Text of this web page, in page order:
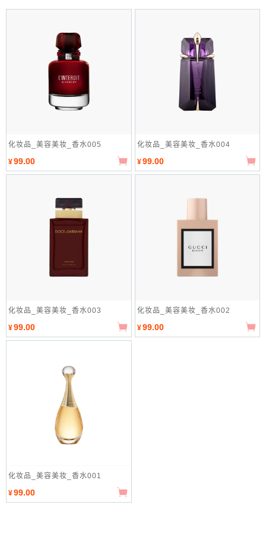
化妆品_美容美妆_香水005
¥99.00
化妆品_美容美妆_香水004
¥99.00
化妆品_美容美妆_香水003
¥99.00
化妆品_美容美妆_香水002
¥99.00
化妆品_美容美妆_香水001
¥99.00